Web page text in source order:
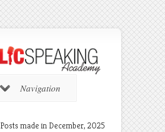
Navigation
Posts made in December, 2025